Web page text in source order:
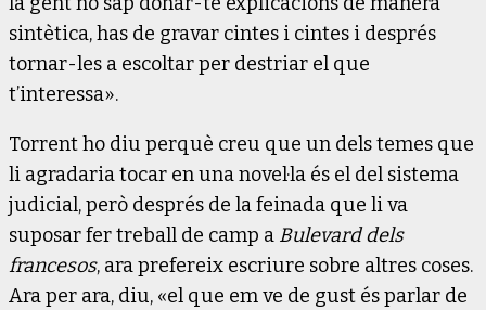
sintètica, has de gravar cintes i cintes i després
tornar-les a escoltar per destriar el que
t’interessa».
Torrent ho diu perquè creu que un dels temes que
li agradaria tocar en una novel·la és el del sistema
judicial, però després de la feinada que li va
suposar fer treball de camp a Bulevard dels
francesos, ara prefereix escriure sobre altres coses.
Ara per ara, diu, «el que em ve de gust és parlar de